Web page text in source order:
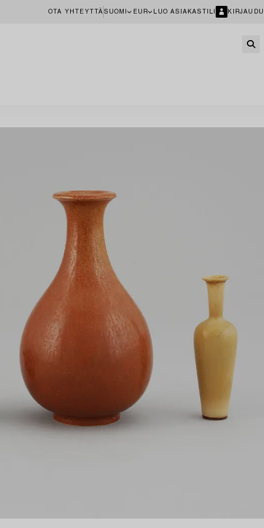
OTA YHTEYTTÄ SUOMI EUR LUO ASIAKASTILI KIRJAUDU